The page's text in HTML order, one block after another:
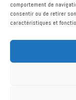
comportement de
consentir ou de retirer
caractéristiques et